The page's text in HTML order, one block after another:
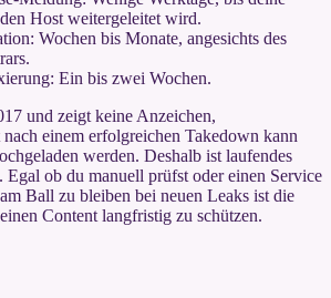
Host weitergeleitet wird.
Wochen bis Monate, angesichts des
Ein bis zwei Wochen.
und zeigt keine Anzeichen,
einem erfolgreichen Takedown kann
werden. Deshalb ist laufendes
ob du manuell prüfst oder einen Service
Ball zu bleiben bei neuen Leaks ist die
Content langfristig zu schützen.